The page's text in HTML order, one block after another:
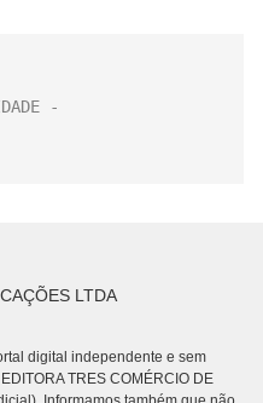
LTDA
digital independente e sem
TRES COMÉRCIO DE